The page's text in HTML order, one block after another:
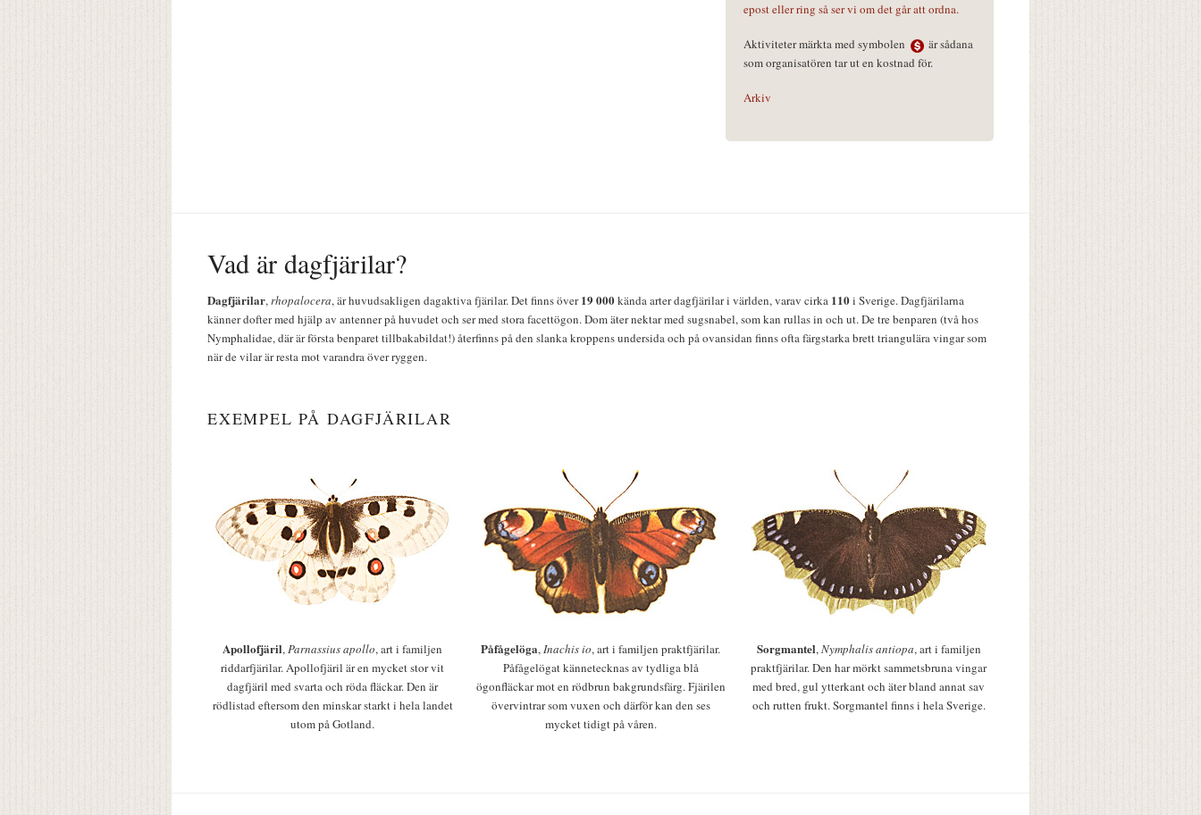
epost eller ring så ser vi om det går att ordna.
Aktiviteter märkta med symbolen
är sådana
som organisatören tar ut en kostnad för.
Arkiv
Vad är dagfjärilar?
Dagfjärilar,rhopalocera, är huvudsakligen dagaktiva fjärilar. Det finns över19 000kända arter dagfjärilar i världen, varav cirka 110i Sverige. Dagfjärilarna
känner dofter med hjälp av antenner på huvudet och ser med stora facettögon. Dom äter nektar med sugsnabel, som kan rullas in och ut. De tre benparen (två hos
Nymphalidae, där är första benparet tillbakabildat!) återfinns på den slanka kroppens undersida och på ovansidan finns ofta färgstarka brett triangulära vingar som
när de vilar är resta mot varandra över ryggen.
EXEMPEL PÅ DAGFJÄRILAR
Apollofjäril,Parnassius apollo, art i familjen
riddarfjärilar. Apollofjäril är en mycket stor vit
dagfjäril med svarta och röda fläckar. Den är
rödlistad eftersom den minskar starkt i hela landet
utom på Gotland.
Påfågelöga,Inachis io, art i familjen praktfjärilar.
Påfågelögat kännetecknas av tydliga blå
ögonfläckar mot en rödbrun bakgrundsfärg. Fjärilen
övervintrar som vuxen och därför kan den ses
mycket tidigt på våren.
Sorgmantel,Nymphalis antiopa, art i familjen
praktfjärilar. Den har mörkt sammetsbruna vingar
med bred, gul ytterkant och äter bland annat sav
och rutten frukt. Sorgmantel finns i hela Sverige.